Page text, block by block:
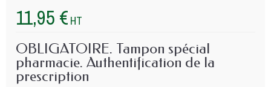
11,95 € HT
OBLIGATOIRE. Tampon spécial
pharmacie. Authentification de la
prescription